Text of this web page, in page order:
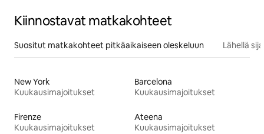
Kiinnostavat matkakohteet
Suositut matkakohteet pitkäaikaiseen oleskeluun Lähellä
New York
Kuukausimajoitukset
Barcelona
Kuukausimajoitukset
Firenze
Kuukausimajoitukset
Ateena
Kuukausimajoitukset